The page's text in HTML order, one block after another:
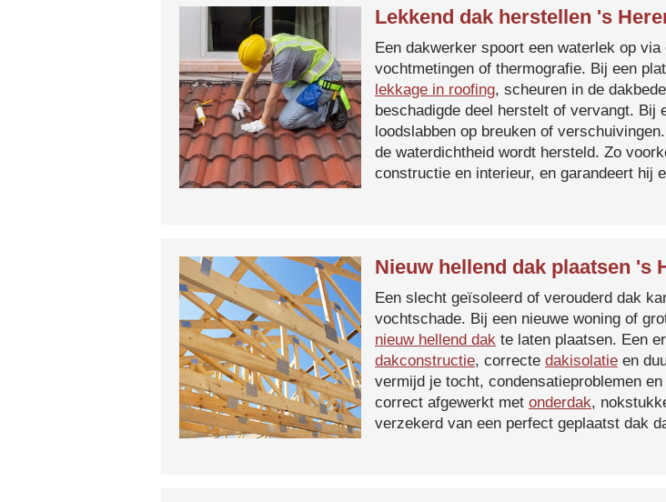
Lekkend dak herstellen 's
Een dakwerker spoort een waterlek op via
vochtmetingen of thermografie. Bij een
lekkage in roofing, scheuren in de
beschadigde deel herstelt of vervangt. Bij
loodslabben op breuken of
de waterdichtheid wordt hersteld. Zo
constructie en interieur, en garandeert hij
Nieuw hellend dak plaatsen 's
Een slecht geïsoleerd of verouderd dak
vochtschade. Bij een nieuwe woning of
nieuw hellend dak te laten plaatsen. Een
dakconstructie, correcte dakisolatie en
vermijd je tocht, condensatieproblemen
correct afgewerkt met onderdak,
verzekerd van een perfect geplaatst dak